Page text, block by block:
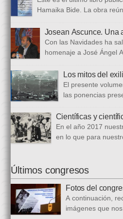
Hamaika Bide. La obra
celebrado en 2023. Bajo ese
de dieciséis ponencias. El libro se
bloques. En el primero se analizan
popular […]
Josean Ascunce. Una
Con las Navidades ha
homenaje a José Ángel
desde diferentes perspectivas,
biografía, bibliografía y una
coordinadores han sido Carmen Gil
Zabala. Con ellos han particidado
Los mitos del
El presente
las ponencias
primera vez, hemos acordado
formato papel, en formato PDF con
costes de correo que supone su
posible acceder a todos […]
Científicas y
En el año 2017
en lo que para
ciencia del exilio. El objetivo era
y la obra de los científicos y
Últimos congresos
Fotos del
A continuación,
imágenes que